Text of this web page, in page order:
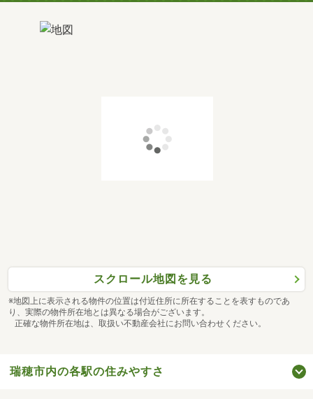
スクロール地図を見る
※地図上に表示される物件の位置は付近住所に所在することを表すものであ
り、実際の物件所在地とは異なる場合がございます。
正確な物件所在地は、取扱い不動産会社にお問い合わせください。
瑞穂市内の各駅の住みやすさ